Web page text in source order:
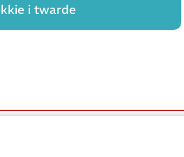
i twarde